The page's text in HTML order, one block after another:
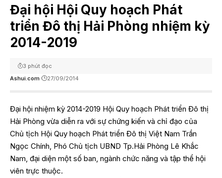
Đại hội Hội Quy hoạch Phát
triển Đô thị Hải Phòng nhiệm kỳ
2014-2019
Ashui.com 27/09/2014
3 phút đọc
Đại hội nhiệm kỳ 2014-2019 Hội Quy hoạch Phát triển Đô thị
Hải Phòng vừa diễn ra với sự chứng kiến và chỉ đạo của
Chủ tịch Hội Quy hoạch Phát triển Đô thị Việt Nam Trần
Ngọc Chính, Phó Chủ tịch UBND Tp.Hải Phòng Lê Khắc
Nam, đại diện một số ban, ngành chức năng và tập thể hội
viên trực thuộc.